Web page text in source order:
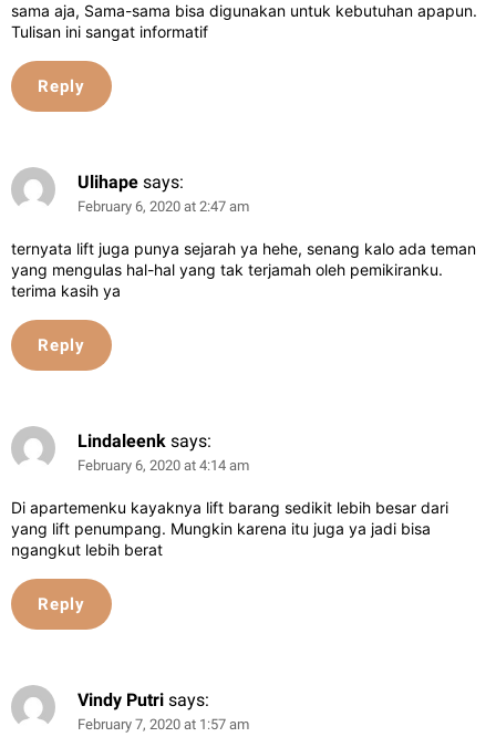
sama aja, Sama-sama bisa digunakan untuk kebutuhan apapun.
Tulisan ini sangat informatif
Reply
Ulihape says:
February 6, 2020 at 2:47 am
ternyata lift juga punya sejarah ya hehe, senang kalo ada teman
yang mengulas hal-hal yang tak terjamah oleh pemikiranku.
terima kasih ya
Reply
Lindaleenk says:
February 6, 2020 at 4:14 am
Di apartemenku kayaknya lift barang sedikit lebih besar dari
yang lift penumpang. Mungkin karena itu juga ya jadi bisa
ngangkut lebih berat
Reply
Vindy Putri says:
February 7, 2020 at 1:57 am